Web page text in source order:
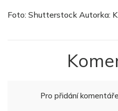
Foto: Shutterstock Autorka:
Pro přidání